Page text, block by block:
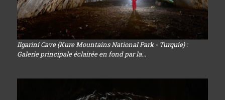
Ilgarini Cave (Kure Mountains National Park - Turquie) :
Galerie principale éclairée en fond par la...